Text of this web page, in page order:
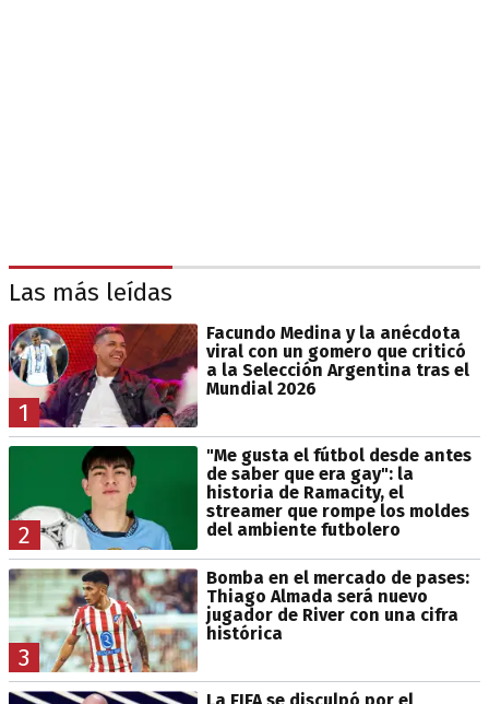
Las más leídas
1
Facundo Medina y la anécdota
viral con un gomero que criticó
a la Selección Argentina tras el
Mundial 2026
2
"Me gusta el fútbol desde antes
de saber que era gay": la
historia de Ramacity, el
streamer que rompe los moldes
del ambiente futbolero
3
Bomba en el mercado de pases:
Thiago Almada será nuevo
jugador de River con una cifra
histórica